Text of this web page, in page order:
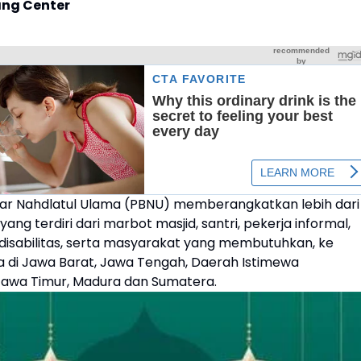
Center
Nahdlatul Ulama (PBNU) memberangkatkan lebih
terdiri dari marbot masjid, santri, pekerja informal,
serta masyarakat yang membutuhkan, ke
di Jawa Barat, Jawa Tengah, Daerah Istimewa
Timur, Madura dan Sumatera.